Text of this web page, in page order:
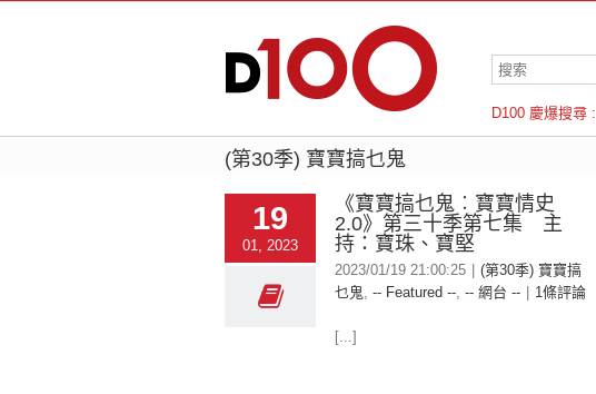
D100 慶爆搜尋 :
羅倫斯
(第30季) 寶寶搞乜鬼
19
01, 2023
《寶寶搞乜鬼︰寶寶情史
2.0》第三十季第七集 主
持：寶珠、寶堅
2023/01/19 21:00:25
(第30季) 寶寶搞
乜鬼, -- Featured --, -- 網台 -- 1條評論
[...]